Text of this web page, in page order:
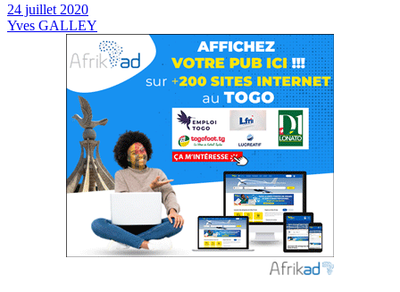
24 juillet 2020
Yves GALLEY